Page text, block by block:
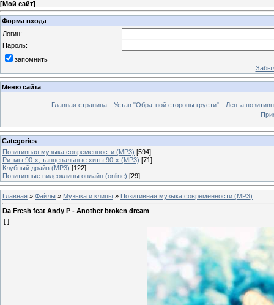
[Мой сайт]
Форма входа
Логин:
Пароль:
запомнить
Меню сайта
Главная страница Устав "Обратной стороны грусти"
Лента
Categories
Позитивная музыка современности (MP3) [594]
Ритмы 90-х, танцевальные хиты 90-х (MP3) [71]
Клубный драйв (MP3) [122]
Позитивные видеоклипы онлайн (online) [29]
Главная » Файлы » Музыка и клипы » Позитивная музыка современности (MP3)
Da Fresh feat Andy P - Another broken dream
[ ]